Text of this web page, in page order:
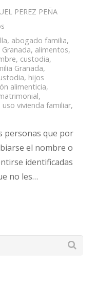
PEREZ PEÑA
, abogado familia,
, alimentos,
, custodia,
Granada,
, hijos
alimenticia,
,
uso vivienda familiar,
personas que por
el nombre o
identificadas
no les…